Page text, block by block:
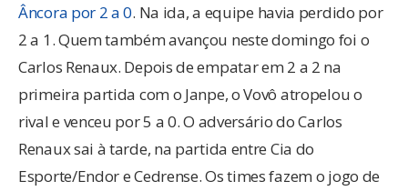
Âncora por 2 a 0. Na ida, a equipe havia perdido por
2 a 1. Quem também avançou neste domingo foi o
Carlos Renaux. Depois de empatar em 2 a 2 na
primeira partida com o Janpe, o Vovô atropelou o
rival e venceu por 5 a 0. O adversário do Carlos
Renaux sai à tarde, na partida entre Cia do
Esporte/Endor e Cedrense. Os times fazem o jogo de